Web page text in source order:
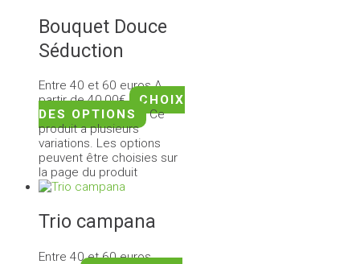
Bouquet Douce
Séduction
Entre 40 et 60 eurosA
partir de40,00€
CHOIX
DES OPTIONS
Ce
produit a plusieurs
variations. Les options
peuvent être choisies sur
la page du produit
Trio campana
Entre 40 et 60 euros